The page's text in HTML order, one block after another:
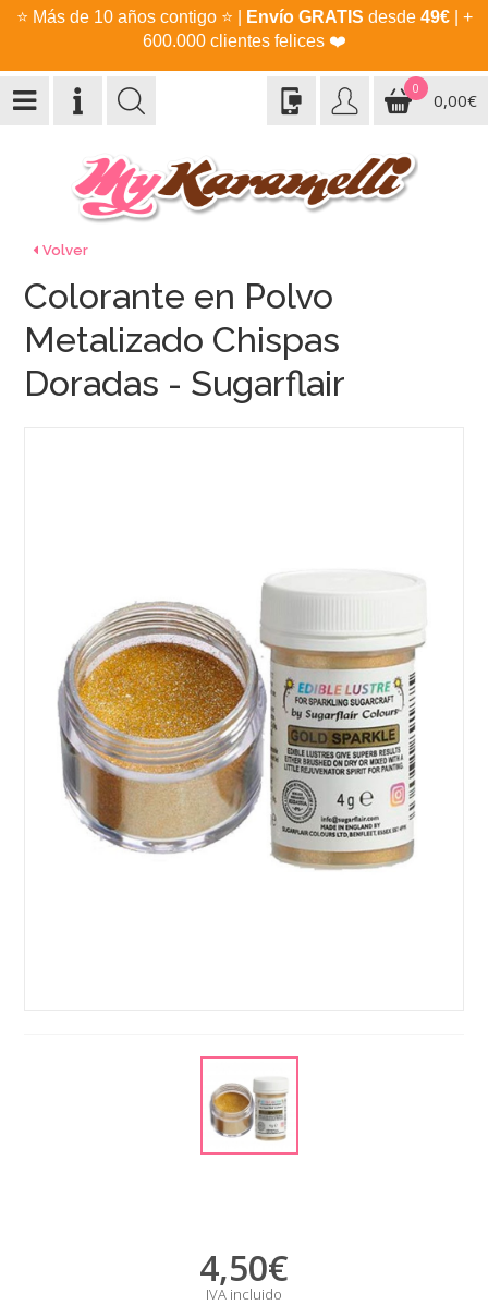
⭐ Más de 10 años contigo ⭐ Envío GRATIS desde 49€| +
600.000 clientes felices ❤️
0
0,00€
Volver
Colorante en Polvo
Metalizado Chispas
Doradas - Sugarflair
4,50€
IVA incluido